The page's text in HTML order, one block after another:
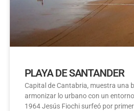
PLAYA DE SANTANDER
Capital de Cantabria, muestra una
armonizar lo urbano con un
1964 Jesús Fiochi surfeó por